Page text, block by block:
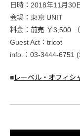
日時：2018年11月30
会場：東京 UNIT
料金：前売 ￥3,500 （
Guest Act：tricot
info.：03-3444-6751
■レーベル・オフィシ